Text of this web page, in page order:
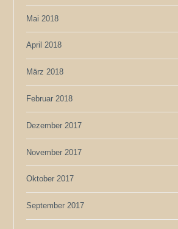
Mai 2018
April 2018
März 2018
Februar 2018
Dezember 2017
November 2017
Oktober 2017
September 2017